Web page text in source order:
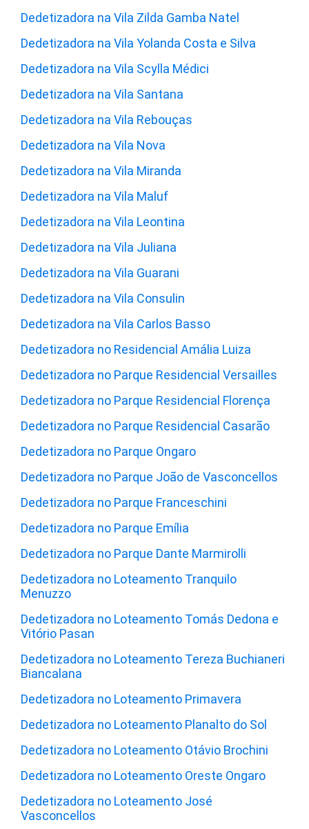
Dedetizadora na Vila Zilda Gamba Natel
Dedetizadora na Vila Yolanda Costa e Silva
Dedetizadora na Vila Scylla Médici
Dedetizadora na Vila Santana
Dedetizadora na Vila Rebouças
Dedetizadora na Vila Nova
Dedetizadora na Vila Miranda
Dedetizadora na Vila Maluf
Dedetizadora na Vila Leontina
Dedetizadora na Vila Juliana
Dedetizadora na Vila Guarani
Dedetizadora na Vila Consulin
Dedetizadora na Vila Carlos Basso
Dedetizadora no Residencial Amália Luiza
Dedetizadora no Parque Residencial Versailles
Dedetizadora no Parque Residencial Florença
Dedetizadora no Parque Residencial Casarão
Dedetizadora no Parque Ongaro
Dedetizadora no Parque João de Vasconcellos
Dedetizadora no Parque Franceschini
Dedetizadora no Parque Emília
Dedetizadora no Parque Dante Marmirolli
Dedetizadora no Loteamento Tranquilo
Menuzzo
Dedetizadora no Loteamento Tomás Dedona e
Vitório Pasan
Dedetizadora no Loteamento Tereza Buchianeri
Biancalana
Dedetizadora no Loteamento Primavera
Dedetizadora no Loteamento Planalto do Sol
Dedetizadora no Loteamento Otávio Brochini
Dedetizadora no Loteamento Oreste Ongaro
Dedetizadora no Loteamento José
Vasconcellos